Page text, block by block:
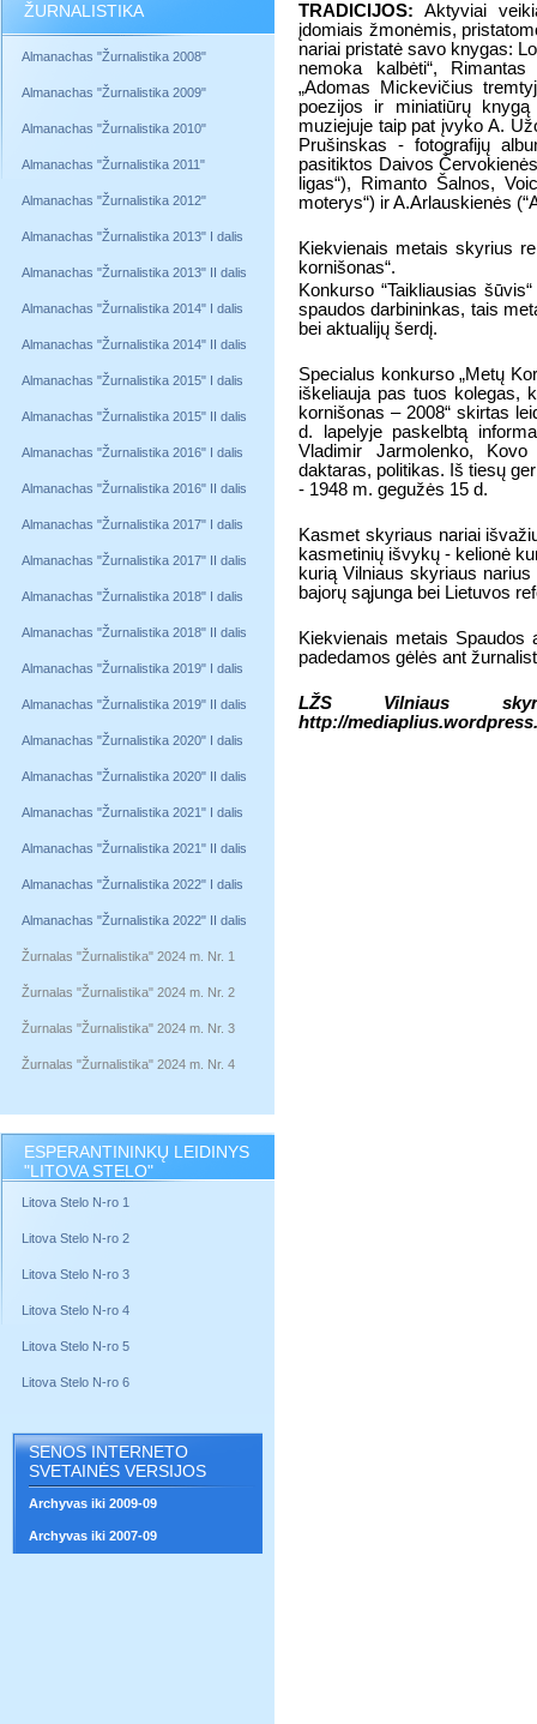
ŽURNALISTIKA
Almanachas "Žurnalistika 2008"
Almanachas "Žurnalistika 2009"
Almanachas "Žurnalistika 2010"
Almanachas "Žurnalistika 2011"
Almanachas "Žurnalistika 2012"
Almanachas "Žurnalistika 2013" I dalis
Almanachas "Žurnalistika 2013" II dalis
Almanachas "Žurnalistika 2014" I dalis
Almanachas "Žurnalistika 2014" II dalis
Almanachas "Žurnalistika 2015" I dalis
Almanachas "Žurnalistika 2015" II dalis
Almanachas "Žurnalistika 2016" I dalis
Almanachas "Žurnalistika 2016" II dalis
Almanachas "Žurnalistika 2017" I dalis
Almanachas "Žurnalistika 2017" II dalis
Almanachas "Žurnalistika 2018" I dalis
Almanachas "Žurnalistika 2018" II dalis
Almanachas "Žurnalistika 2019" I dalis
Almanachas "Žurnalistika 2019" II dalis
Almanachas "Žurnalistika 2020" I dalis
Almanachas "Žurnalistika 2020" II dalis
Almanachas "Žurnalistika 2021" I dalis
Almanachas "Žurnalistika 2021" II dalis
Almanachas "Žurnalistika 2022" I dalis
Almanachas "Žurnalistika 2022" II dalis
Žurnalas "Žurnalistika" 2024 m. Nr. 1
Žurnalas "Žurnalistika" 2024 m. Nr. 2
Žurnalas "Žurnalistika" 2024 m. Nr. 3
Žurnalas "Žurnalistika" 2024 m. Nr. 4
ESPERANTININKŲ LEIDINYS
"LITOVA STELO"
Litova Stelo N-ro 1
Litova Stelo N-ro 2
Litova Stelo N-ro 3
Litova Stelo N-ro 4
Litova Stelo N-ro 5
Litova Stelo N-ro 6
SENOS INTERNETO
SVETAINĖS VERSIJOS
Archyvas iki 2009-09
Archyvas iki 2007-09
TRADICIJOS:Aktyviai
įdomiais žmonėmis,
nariai pristatė savo knygas:
nemoka kalbėti“,
„Adomas Mickevičius
poezijos ir miniatiūrų knygą
muziejuje taip pat įvyko A.
Prušinskas - fotografijų
pasitiktos Daivos
ligas“),
Rimanto Šalnos,
moterys“) ir A.Arlauskienės
Kiekvienais metais skyrius
kornišonas“.
Konkurso“Taikliausias
spaudos darbininkas, tais
bei aktualijų šerdį.
Specialus konkurso „Metų
iškeliauja pas tuos kolegas,
kornišonas – 2008“ skirtas
d. lapelyje paskelbtą
Vladimir Jarmolenko,
daktaras, politikas. Iš tiesų
- 1948 m. gegužės 15 d.
Kasmet skyriaus nariai
kasmetinių išvykų - kelionė
kurią Vilniaus skyriaus
bajorų sąjunga bei Lietuvos
Kiekvienais metais
padedamos gėlės ant
LŽS Vilniaus
http://